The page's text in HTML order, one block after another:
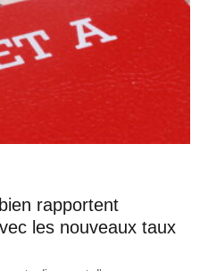
rapportent
les nouveaux taux